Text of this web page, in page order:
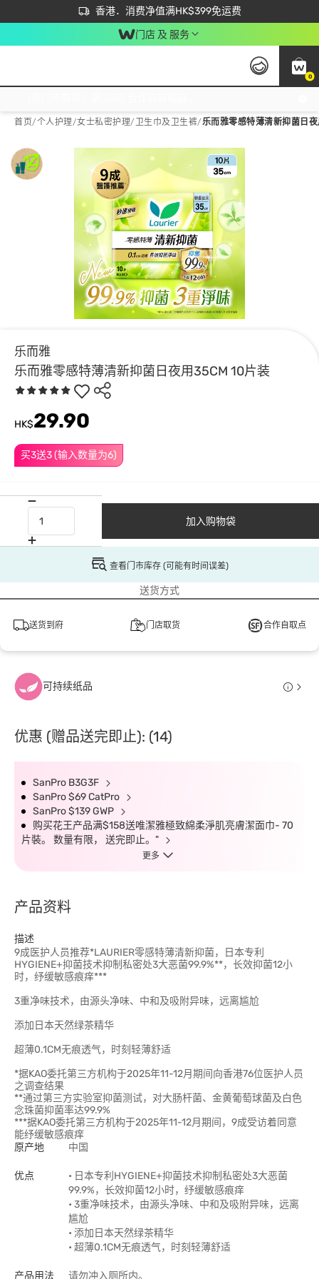
香港．消费净值满HK$399免运费
立即成为易赏钱会员尽享独家优惠
首次APP下单买满$450 输入 NEWAPP 即减$50
门店 及 服务
0
首页/个人护理/女士私密护理/ 卫生巾及卫生裤/乐而雅零感特薄清新抑菌日
乐而雅
乐而雅零感特薄清新抑菌日夜用35CM 10片装
买3送3 (输入数量为6)
HK$29.90
加入购物袋
查看门市库存 (可能有时间误差)
送货方式
送货到府 门店取货 合作自取点
可持续纸品
优惠 (赠品送完即止): (14)
SanPro B3G3F
SanPro $69 CatPro
SanPro $139 GWP
购买花王产品满$158送唯潔雅極致綿柔淨肌亮膚潔面巾- 70
片裝。 数量有限， 送完即止。"
更多
产品资料
描述
9成医护人员推荐*LAURIER零感特薄清新抑菌，日本专利
HYGIENE+抑菌技术抑制私密处3大恶菌99.9%**，长效抑菌12小
时，纾缓敏感痕痒***
3重净味技术，由源头净味、中和及吸附异味，远离尴尬
添加日本天然绿茶精华
超薄0.1CM无痕透气，时刻轻薄舒适
*据KAO委托第三方机构于2025年11-12月期间向香港76位医护人员
之调查结果
**通过第三方实验室抑菌测试，对大肠杆菌、金黄葡萄球菌及白色
念珠菌抑菌率达99.9%
***据KAO委托第三方机构于2025年11-12月期间，9成受访着同意
能纾缓敏感痕痒
原产地
中国
优点
• 日本专利HYGIENE+抑菌技术抑制私密处3大恶菌
99.9%，长效抑菌12小时，纾缓敏感痕痒
• 3重净味技术，由源头净味、中和及吸附异味，远离
尴尬
• 添加日本天然绿茶精华
• 超薄0.1CM无痕透气，时刻轻薄舒适
产品用法 请勿冲入厕所内。